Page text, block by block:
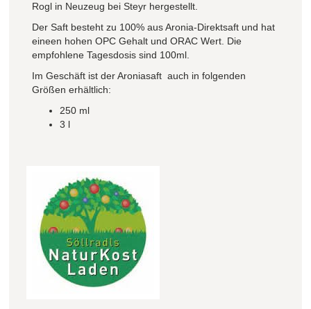
Rogl in Neuzeug bei Steyr hergestellt.
Der Saft besteht zu 100% aus Aronia-Direktsaft und hat
eineen hohen OPC Gehalt und ORAC Wert. Die
empfohlene Tagesdosis sind 100ml.
Im Geschäft ist der Aroniasaft auch in folgenden
Größen erhältlich:
250 ml
3 l